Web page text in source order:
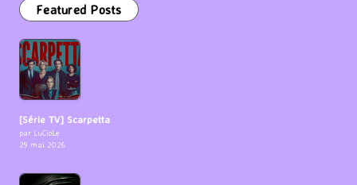
Featured Posts
[Série TV] Scarpetta
par LuCioLe
29 mai 2026